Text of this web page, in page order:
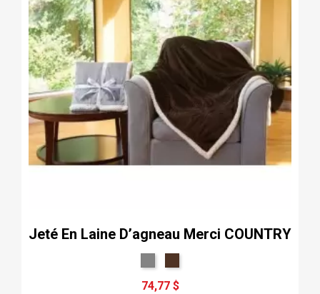
Jeté En Laine D’agneau Merci COUNTRY
74,77 $